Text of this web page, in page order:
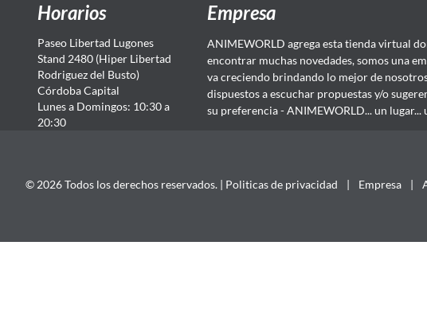
Horarios
Paseo Libertad Lugones
Stand 2480 (Hiper Libertad
Rodriguez del Busto)
Córdoba Capital
Lunes a Domingos: 10:30 a
20:30
Empresa
ANIMEWORLD agrega esta tienda virtual
encontrar muchas novedades, somos una
va creciendo brindando lo mejor de
dispuestos a escuchar propuestas y/o
su preferencia - ANIMEWORLD... un lugar...
© 2026 Todos los derechos reservados. | Politicas de privacidad | Empresa |